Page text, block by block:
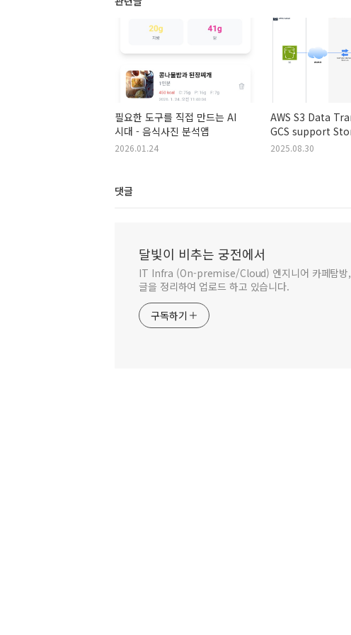
필요한 도구를 직접 만드는 AI
시대 - 음식사진 분석앱
2026.01.24
AWS S3 Data
GCS support
Transfer Service
2025.08.30
댓글
달빛이 비추는 궁전에서
IT Infra (On-premise/Cloud) 엔지니어 카페탐방,
글을 정리하여 업로드 하고 있습니다.
구독하기